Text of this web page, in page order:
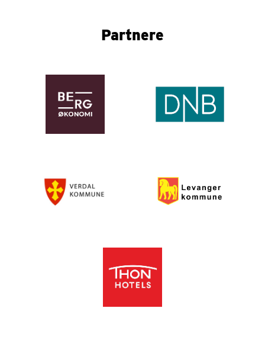
Partnere